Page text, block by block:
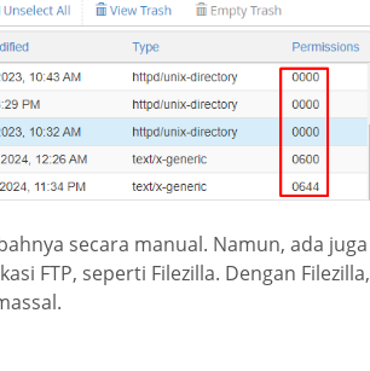
secara manual. Namun, ada juga
FTP, seperti Filezilla. Dengan Filezilla,